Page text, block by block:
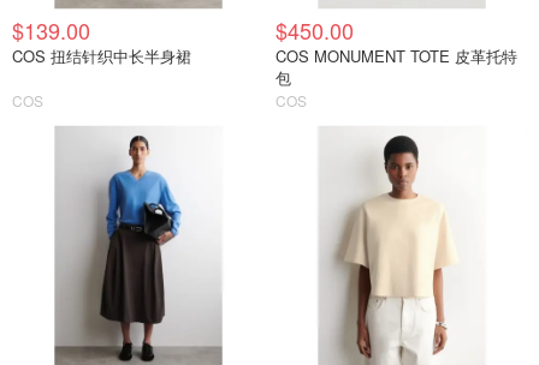
$139.00
COS 扭结针织中长半身裙
COS
$450.00
COS MONUMENT TOTE 皮革托特
包
COS